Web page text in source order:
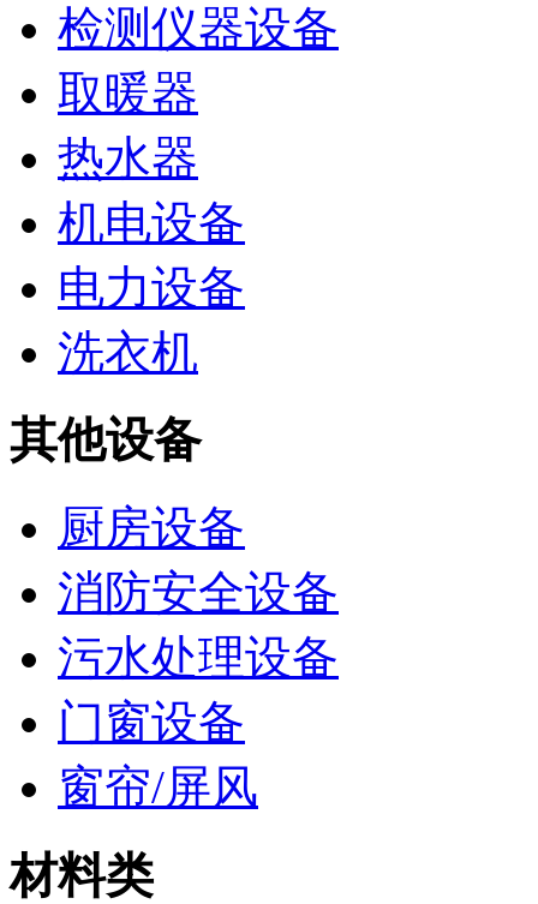
检测仪器设备
取暖器
热水器
机电设备
电力设备
洗衣机
其他设备
厨房设备
消防安全设备
污水处理设备
门窗设备
窗帘/屏风
材料类